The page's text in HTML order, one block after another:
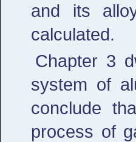
and its
calculated.
Chapter 3
system of
conclude
process of